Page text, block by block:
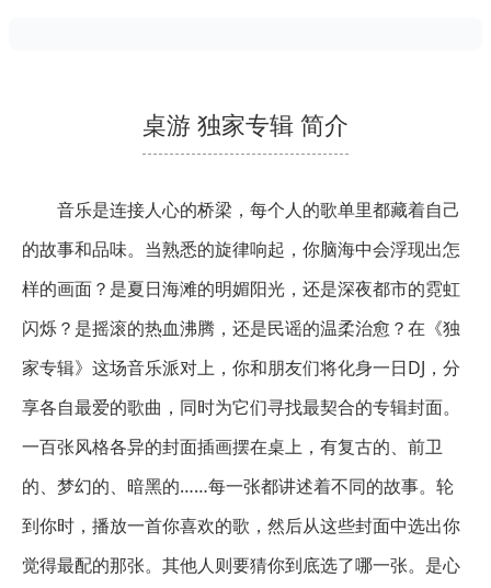
桌游 独家专辑 简介
音乐是连接人心的桥梁，每个人的歌单里都藏着自己
的故事和品味。当熟悉的旋律响起，你脑海中会浮现出怎
样的画面？是夏日海滩的明媚阳光，还是深夜都市的霓虹
闪烁？是摇滚的热血沸腾，还是民谣的温柔治愈？在《独
家专辑》这场音乐派对上，你和朋友们将化身一日DJ，分
享各自最爱的歌曲，同时为它们寻找最契合的专辑封面。
一百张风格各异的封面插画摆在桌上，有复古的、前卫
的、梦幻的、暗黑的……每一张都讲述着不同的故事。轮
到你时，播放一首你喜欢的歌，然后从这些封面中选出你
觉得最配的那张。其他人则要猜你到底选了哪一张。是心